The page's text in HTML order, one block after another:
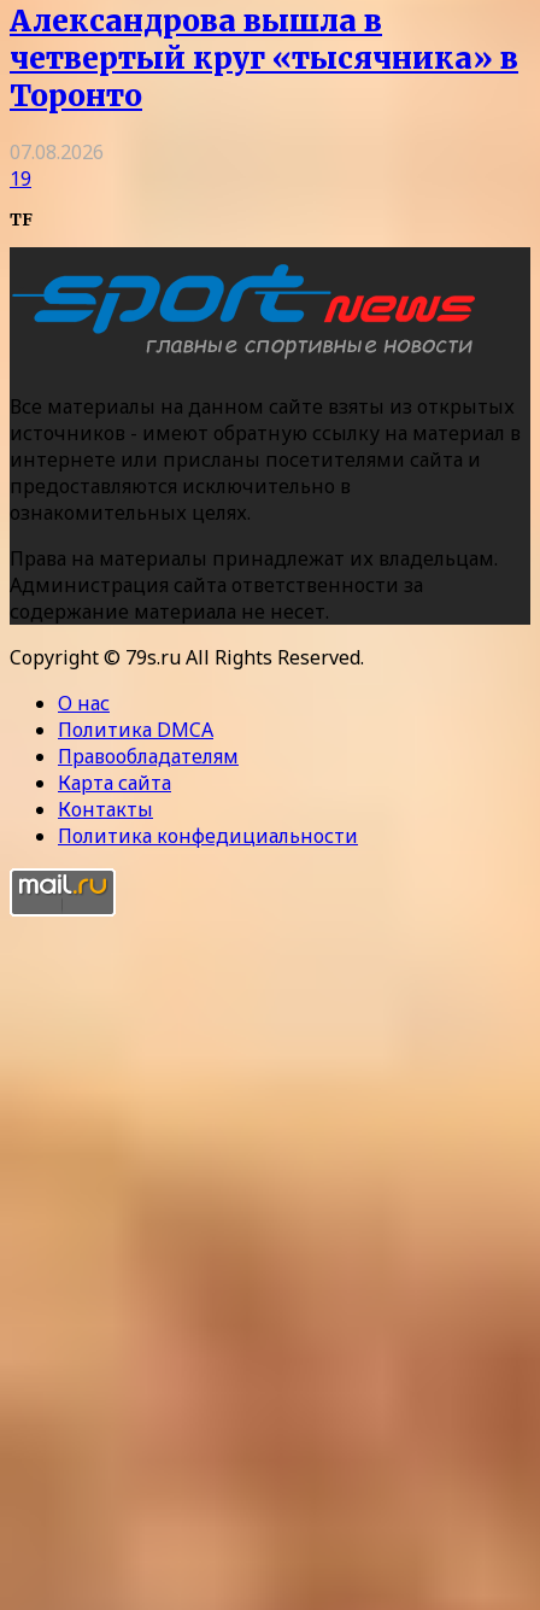
Александрова вышла в
четвертый круг «тысячника» в
Торонто
07.08.2026
19
TF
Все материалы на данном сайте взяты из открытых
источников - имеют обратную ссылку на материал в
интернете или присланы посетителями сайта и
предоставляются исключительно в
ознакомительных целях.
Права на материалы принадлежат их владельцам.
Администрация сайта ответственности за
содержание материала не несет.
Copyright © 79s.ru All Rights Reserved.
О нас
Политика DMCA
Правообладателям
Карта сайта
Контакты
Политика конфедициальности